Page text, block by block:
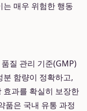
매우 위험한 행동
질 관리 기준(GMP)
함량이 정확하고,
효과를 확실히 보장한
품은 국내 유통 과정